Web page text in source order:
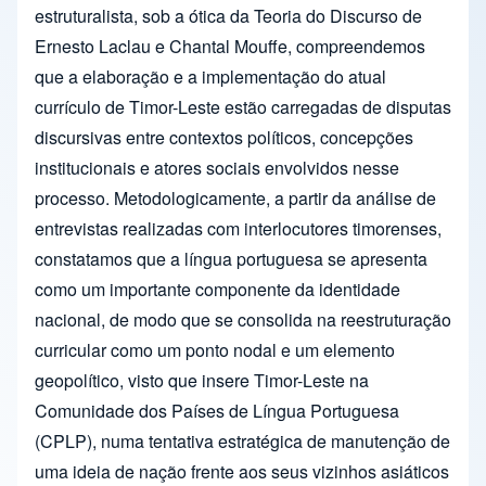
estruturalista, sob a ótica da Teoria do Discurso de
Ernesto Laclau e Chantal Mouffe, compreendemos
que a elaboração e a implementação do atual
currículo de Timor-Leste estão carregadas de disputas
discursivas entre contextos políticos, concepções
institucionais e atores sociais envolvidos nesse
processo. Metodologicamente, a partir da análise de
entrevistas realizadas com interlocutores timorenses,
constatamos que a língua portuguesa se apresenta
como um importante componente da identidade
nacional, de modo que se consolida na reestruturação
curricular como um ponto nodal e um elemento
geopolítico, visto que insere Timor-Leste na
Comunidade dos Países de Língua Portuguesa
(CPLP), numa tentativa estratégica de manutenção de
uma ideia de nação frente aos seus vizinhos asiáticos